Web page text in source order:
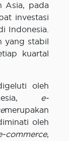
Asia, pada
investasi
Indonesia.
yang stabil
kuartal
oleh
e-
merupakan
oleh
commerce,